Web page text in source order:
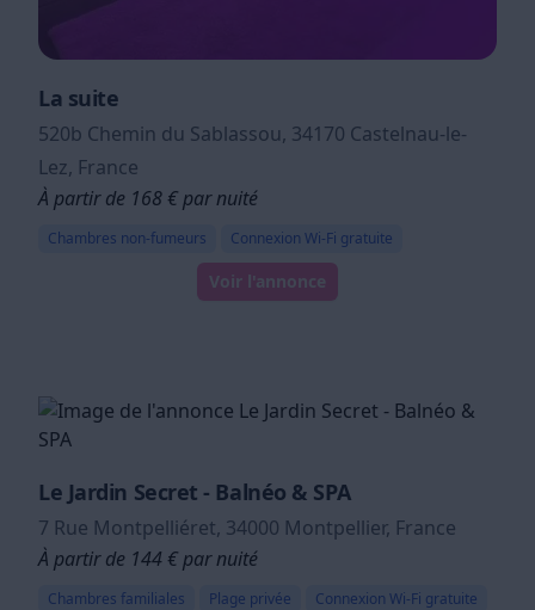
La suite
520b Chemin du Sablassou, 34170 Castelnau-le-
Lez, France
À partir de 168 € par nuité
Chambres non-fumeurs Connexion Wi-Fi gratuite
Voir l'annonce
Le Jardin Secret - Balnéo & SPA
7 Rue Montpelliéret, 34000 Montpellier, France
À partir de 144 € par nuité
Chambres familiales Plage privée
Connexion Wi-Fi gratuite